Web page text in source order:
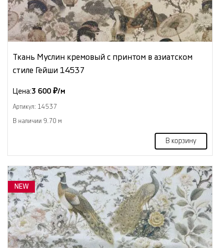
Ткань Муслин кремовый с принтом в азиатском
стиле Гейши 14537
Цена:3 600 ₽/м
Артикул: 14537
В наличии 9.70 м
В корзину
NEW